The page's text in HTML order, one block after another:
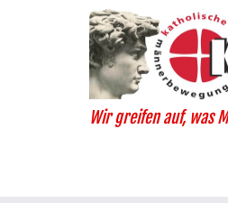
Wir greifen auf, was